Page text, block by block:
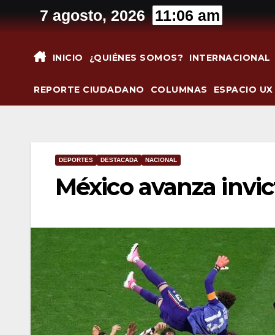
al
7 agosto, 2026 11:06 am
INICIO ¿QUIÉNES SOMOS? INTERNACIONAL
REPORTE CIUDADANO COLUMNAS ESPACIO UX
DEPORTES DESTACADA NACIONAL
México avanza